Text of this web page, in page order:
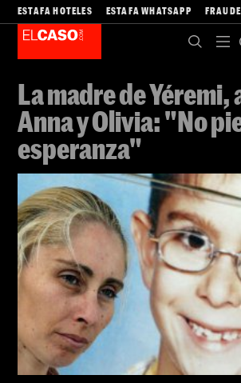
ESTAFA HOTELES ESTAFA WHATSAPP
La madre de Yéremi,
Anna y Olivia: "No
esperanza"